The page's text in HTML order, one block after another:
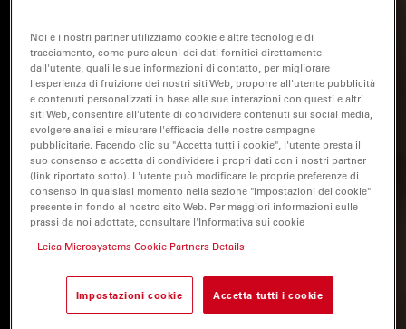
Noi e i nostri partner utilizziamo cookie e altre tecnologie di
tracciamento, come pure alcuni dei dati fornitici direttamente
dall'utente, quali le sue informazioni di contatto, per migliorare
l'esperienza di fruizione dei nostri siti Web, proporre all'utente pubblicità
e contenuti personalizzati in base alle sue interazioni con questi e altri
siti Web, consentire all'utente di condividere contenuti sui social media,
svolgere analisi e misurare l'efficacia delle nostre campagne
pubblicitarie. Facendo clic su "Accetta tutti i cookie", l'utente presta il
suo consenso e accetta di condividere i propri dati con i nostri partner
(link riportato sotto). L'utente può modificare le proprie preferenze di
consenso in qualsiasi momento nella sezione "Impostazioni dei cookie"
presente in fondo al nostro sito Web. Per maggiori informazioni sulle
prassi da noi adottate, consultare l'Informativa sui cookie
Leica Microsystems Cookie Partners Details
Impostazioni cookie Accetta tutti i cookie